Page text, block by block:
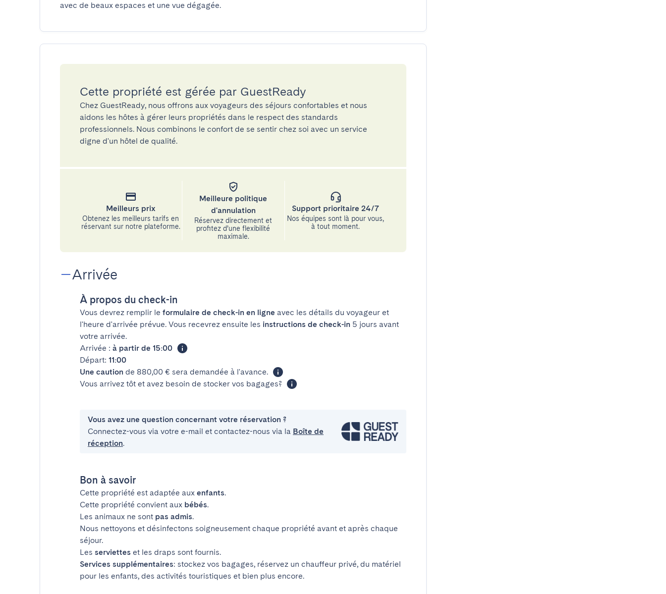
avec de beaux espaces et une vue dégagée.
Cette propriété est gérée par GuestReady
Chez GuestReady, nous offrons aux voyageurs des séjours confortables et nous
aidons les hôtes à gérer leurs propriétés dans le respect des standards
professionnels. Nous combinons le confort de se sentir chez soi avec un service
digne d'un hôtel de qualité.
Meilleurs prix
Obtenez les meilleurs tarifs en
réservant sur notre plateforme.
Meilleure politique
d'annulation
Réservez directement et
profitez d’une flexibilité
maximale.
Support prioritaire 24/7
Nos équipes sont là pour vous,
à tout moment.
Arrivée
À propos du check-in
Vous devrez remplir le formulaire de check-in en ligne avec les détails du voyageur et
l'heure d'arrivée prévue. Vous recevrez ensuite les instructions de check-in 5 jours avant
votre arrivée.
Arrivée : à partir de 15:00
Départ: 11:00
Une caution de 880,00 € sera demandée à l'avance.
Vous arrivez tôt et avez besoin de stocker vos bagages?
Vous avez une question concernant votre réservation ?
Connectez-vous via votre e-mail et contactez-nous via la Boîte de
réception.
Bon à savoir
Cette propriété est adaptée aux enfants.
Cette propriété convient aux bébés.
Les animaux ne sont pas admis.
Nous nettoyons et désinfectons soigneusement chaque propriété avant et après chaque
séjour.
Les serviettes et les draps sont fournis.
Services supplémentaires: stockez vos bagages, réservez un chauffeur privé, du matériel
pour les enfants, des activités touristiques et bien plus encore.